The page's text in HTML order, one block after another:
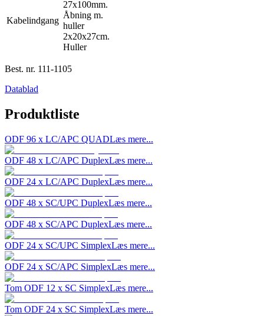
Kabelindgang
27x100mm.
Åbning m.
huller
2x20x27cm.
Huller
Best. nr. 111-1105
Datablad
Produktliste
ODF 96 x LC/APC QUADLæs mere...
ODF 48 x LC/APC DuplexLæs mere...
ODF 24 x LC/APC DuplexLæs mere...
ODF 48 x SC/UPC DuplexLæs mere...
ODF 48 x SC/APC DuplexLæs mere...
ODF 24 x SC/UPC SimplexLæs mere...
ODF 24 x SC/APC SimplexLæs mere...
Tom ODF 12 x SC SimplexLæs mere...
Tom ODF 24 x SC SimplexLæs mere...